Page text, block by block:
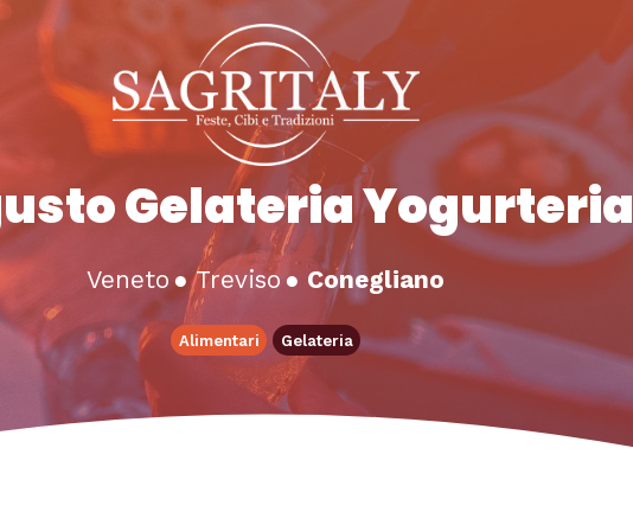
Gelateria Yogurteria
Veneto ●Treviso● Conegliano
Alimentari Gelateria